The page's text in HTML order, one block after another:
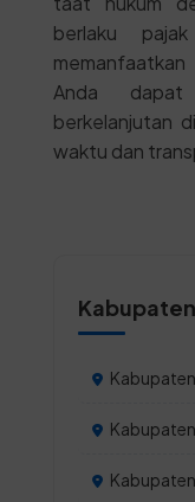
berlaku
Anda dapat
berkelanjutan
waktu dan
Kabupaten
Kabupaten